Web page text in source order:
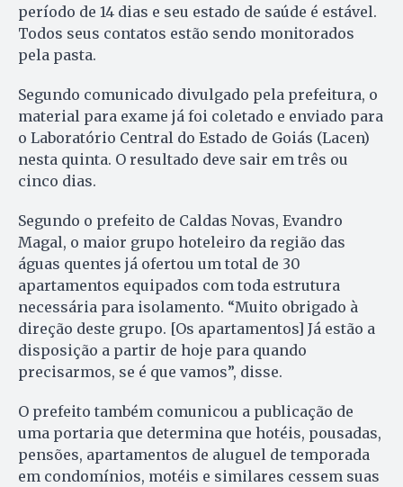
período de 14 dias e seu estado de saúde é estável.
Todos seus contatos estão sendo monitorados
pela pasta.
Segundo comunicado divulgado pela prefeitura, o
material para exame já foi coletado e enviado para
o Laboratório Central do Estado de Goiás (Lacen)
nesta quinta. O resultado deve sair em três ou
cinco dias.
Segundo o prefeito de Caldas Novas, Evandro
Magal, o maior grupo hoteleiro da região das
águas quentes já ofertou um total de 30
apartamentos equipados com toda estrutura
necessária para isolamento. “Muito obrigado à
direção deste grupo. [Os apartamentos] Já estão a
disposição a partir de hoje para quando
precisarmos, se é que vamos”, disse.
O prefeito também comunicou a publicação de
uma portaria que determina que hotéis, pousadas,
pensões, apartamentos de aluguel de temporada
em condomínios, motéis e similares cessem suas